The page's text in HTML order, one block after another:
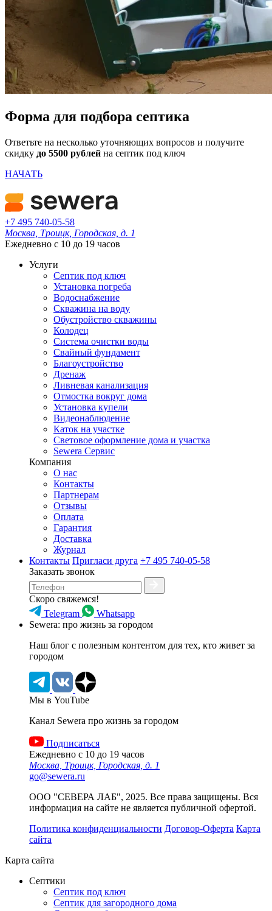
Форма для подбора септика
Ответьте на несколько уточняющих вопросов и получите
скидку до 5500 рублей на септик под ключ
НАЧАТЬ
+7 495 740-05-58
Москва, Троицк, Городская, д. 1
Ежедневно с 10 до 19 часов
Услуги
Септик под ключ
Установка погреба
Водоснабжение
Скважина на воду
Обустройство скважины
Колодец
Система очистки воды
Свайный фундамент
Благоустройство
Дренаж
Ливневая канализация
Отмостка вокруг дома
Установка купели
Видеонаблюдение
Каток на участке
Световое оформление дома и участка
Sewera Сервис
Компания
О нас
Контакты
Партнерам
Отзывы
Оплата
Гарантия
Доставка
Журнал
Контакты Пригласи друга +7 495 740-05-58
Заказать звонок
Скоро свяжемся!
Telegram
Whatsapp
Sewera: про жизнь за городом
Наш блог c полезным контентом для тех, кто живет за
городом
Мы в YouTube
Канал Sewera про жизнь за городом
Подписаться
Ежедневно с 10 до 19 часов
Москва, Троицк, Городская, д. 1
go@sewera.ru
ООО "СЕВЕРА ЛАБ", 2025. Все права защищены. Вся
информация на сайте не является публичной офертой.
Политика конфиденциальности Договор-Оферта Карта
сайта
Карта сайта
Септики
Септик под ключ
Септик для загородного дома